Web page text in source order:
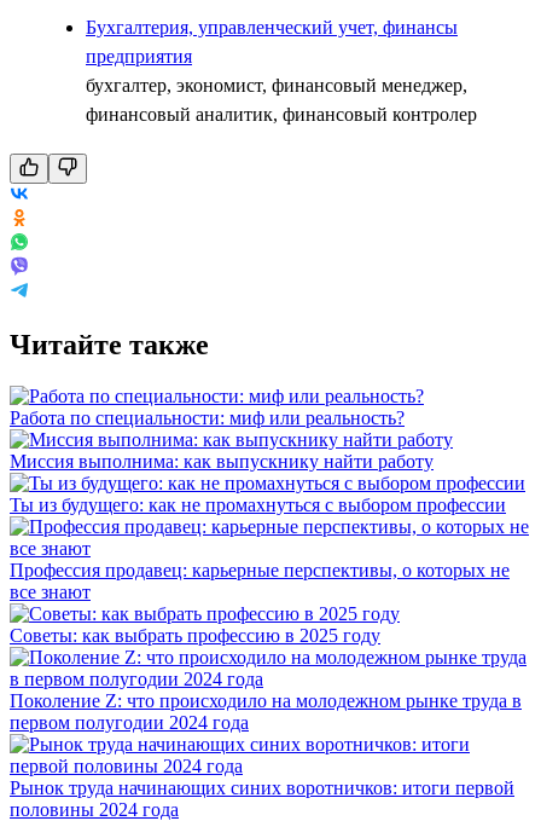
Бухгалтерия, управленческий учет, финансы
предприятия
бухгалтер, экономист, финансовый менеджер,
финансовый аналитик, финансовый контролер
Читайте также
Работа по специальности: миф или реальность?
Миссия выполнима: как выпускнику найти работу
Ты из будущего: как не промахнуться с выбором профессии
Профессия продавец: карьерные перспективы, о которых не
все знают
Советы: как выбрать профессию в 2025 году
Поколение Z: что происходило на молодежном рынке труда в
первом полугодии 2024 года
Рынок труда начинающих синих воротничков: итоги первой
половины 2024 года